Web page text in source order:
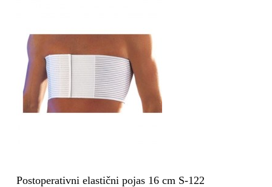
Postoperativni elastični pojas 16 cm S-122